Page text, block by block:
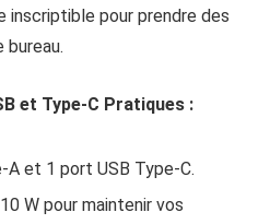
inscriptible pour prendre des
et Type-C Pratiques :
A et 1 port USB Type-C.
10 W pour maintenir vos